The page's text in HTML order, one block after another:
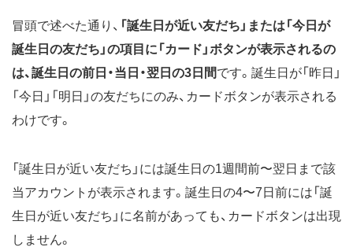
冒頭で述べた通り、 「誕生日が近い友だち」または「今日が
誕生日の友だち」の項目に「カード」ボタンが表示されるの
は、誕生日の前日・当日・翌日の3日間です。誕生日が「昨日」
「今日」「明日」の友だちにのみ、カードボタンが表示される
わけです。
「誕生日が近い友だち」には誕生日の1週間前〜翌日まで該
当アカウントが表示されます。誕生日の4〜7日前には「誕
生日が近い友だち」に名前があっても、カードボタンは出現
しません。